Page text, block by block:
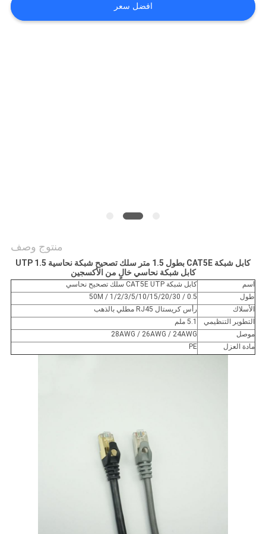
PRIVACY
افضل سعر
منتوج وصف
كابل شبكة CAT5E بطول 1.5 متر سلك تصحيح شبكة نحاسية UTP 1.5
كابل شبكة نحاسي خالٍ من الأكسجين
اسم
كابل شبكة CAT5E UTP سلك تصحيح نحاسي
طول
0.5 / 1/2/3/5/10/15/20/30 / 50M
الأسلاك
رأس كريستال RJ45 مطلي بالذهب
التطوير التنظيمي
5.1 ملم
موصل
28AWG / 26AWG / 24AWG
مادة العزل
PE